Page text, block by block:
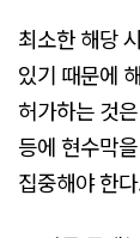
최소한 해당
있기 때문에
허가하는 것
등에 현수막
집중해야 한